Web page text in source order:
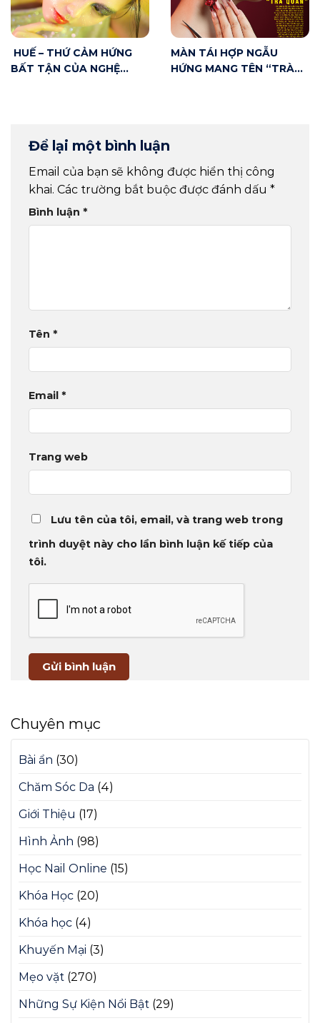
HUẾ – THỨ CẢM HỨNG
BẤT TẬN CỦA NGHỆ
MÀN TÁI HỢP NGẪU
HỨNG MANG TÊN “TRÀ
Để lại một bình luận
Email của bạn sẽ không được hiển thị công
khai. Các trường bắt buộc được đánh dấu *
Bình luận *
Tên *
Email *
Trang web
Lưu tên của tôi, email, và trang web trong
trình duyệt này cho lần bình luận kế tiếp của
tôi.
Chuyên mục
Bài ẩn (30)
Chăm Sóc Da (4)
Giới Thiệu (17)
Hình Ảnh (98)
Học Nail Online (15)
Khóa Học (20)
Khóa học (4)
Khuyến Mại (3)
Mẹo vặt (270)
Những Sự Kiện Nổi Bật (29)